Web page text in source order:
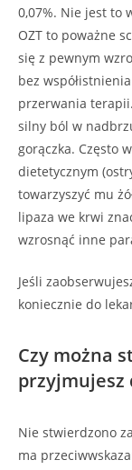
0,07%. Nie jest to
OZT to poważne
się z pewnym
bez
przerwania
silny ból w
gorączka. Często
dietetycznym
towarzyszyć mu
lipaza we krwi
wzrosnąć inne
Jeśli
koniecznie do
Czy można
przyjmujesz
Nie stwierdzono
ma